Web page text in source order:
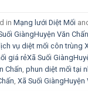
in Mạng lưới Diệt Mối
GiàngHuyện Văn
vụ diệt mối côn trùng
giá rẻXã Suối
Chấn phun diệt mối tại
Xã Suối GiàngHuyện